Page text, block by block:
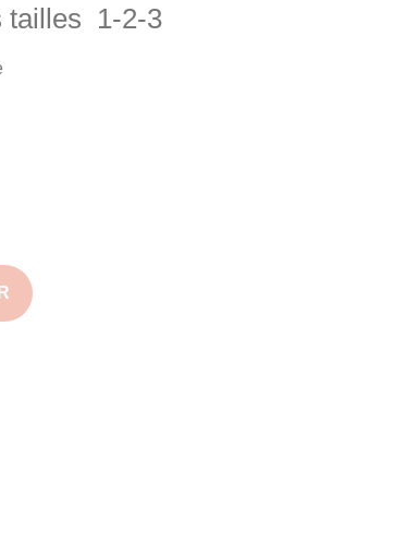
tailles 1-2-3